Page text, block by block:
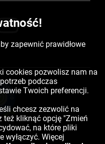
zapewnić prawidłowe
cookies pozwolisz nam na
podczas
Twoich preferencji.
chcesz zezwolić na
też kliknąć opcję "Zmień
na które pliki
wyłączyć. Więcej